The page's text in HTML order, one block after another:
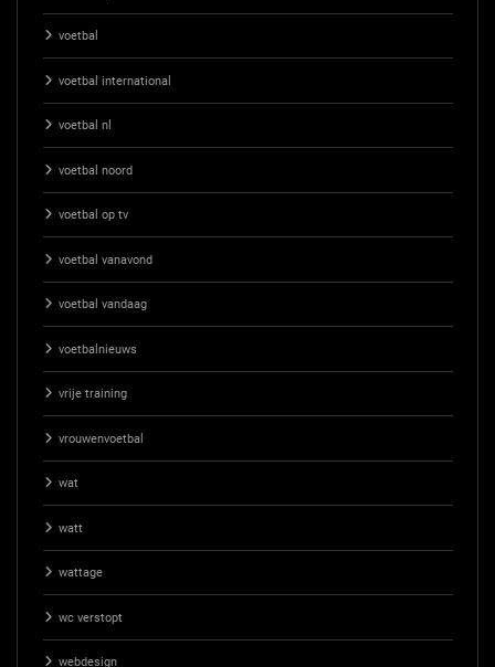
voetbal
voetbal international
voetbal nl
voetbal noord
voetbal op tv
voetbal vanavond
voetbal vandaag
voetbalnieuws
vrije training
vrouwenvoetbal
wat
watt
wattage
wc verstopt
webdesign